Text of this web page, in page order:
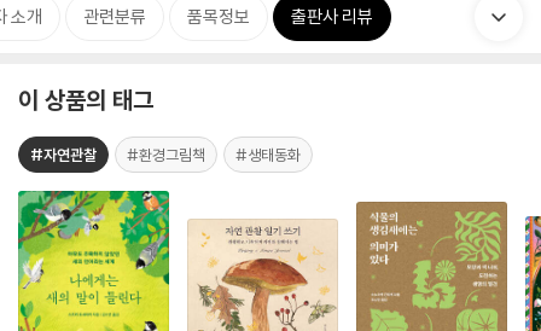
소개 관련분류 품목정보 출판사 리뷰
이 상품의 태그
#자연관찰 #환경그림책 #생태동화